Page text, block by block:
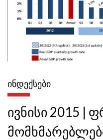
ᲘᲜᲓᲔᲥᲡᲔᲑᲘ
ივნისი 2015 |